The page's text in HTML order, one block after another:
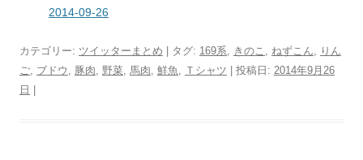
2014-09-26
カテゴリー: ツイッターまとめ | タグ: 169系, きのこ , ねずこん, りん
ご, ブドウ , 豚肉, 野菜, 馬肉, 鮮魚, Ｔシャツ | 投稿日: 2014年9月26
日